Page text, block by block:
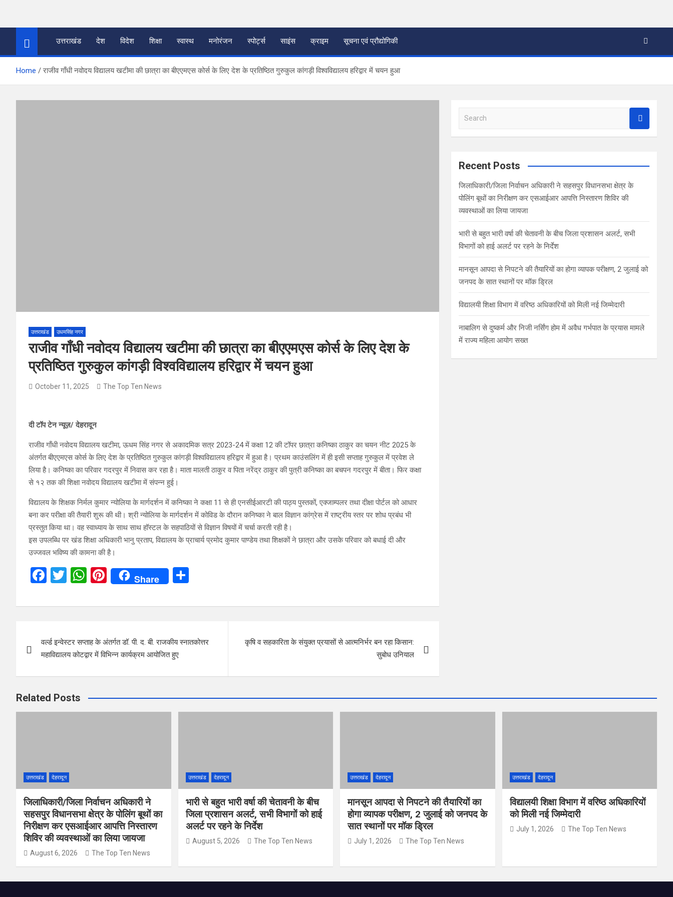
contentthetoptennews.com
उत्तराखंड
देश विदेश शिक्षा स्वास्थ मनोरंजन स्पोर्ट्स साइंस क्राइम सूचना एवं प्रौद्योगिकी
Home राजीव गाँधी नवोदय विद्यालय खटीमा की छात्रा का बीएएमएस कोर्स के लिए देश के प्रतिष्ठित गुरुकुल कांगड़ी विश्वविद्यालय हरिद्वार में चयन हुआ
उत्तराखंड उधमसिंह नगर
राजीव गाँधी नवोदय विद्यालय खटीमा की छात्रा का बीएएमएस कोर्स के लिए देश के
प्रतिष्ठित गुरुकुल कांगड़ी विश्वविद्यालय हरिद्वार में चयन हुआ
October 11, 2025 The Top Ten News
दी टॉप टेन न्यूज़/ देहरादून
राजीव गाँधी नवोदय विद्यालय खटीमा, ऊधम सिंह नगर से अकादमिक सत्र 2023-24 में कक्षा 12 की टॉपर छात्रा कनिष्का ठाकुर का चयन नीट 2025 के
अंतर्गत बीएएमएस कोर्स के लिए देश के प्रतिष्ठित गुरुकुल कांगड़ी विश्वविद्यालय हरिद्वार में हुआ है। प्रथम काउंसलिंग में ही इसी सप्ताह गुरुकुल में प्रवेश ले
लिया है। कनिष्का का परिवार गदरपुर में निवास कर रहा है। माता मालती ठाकुर व पिता नरेंद्र ठाकुर की पुत्री कनिष्का का बचपन गदरपुर में बीता। फिर कक्षा
से १२ तक की शिक्षा नवोदय विद्यालय खटीमा में संपन्न हुई।
विद्यालय के शिक्षक निर्मल कुमार न्योलिया के मार्गदर्शन में कनिष्का ने कक्षा 11 से ही एनसीईआरटी की पाठ्य पुस्तकों, एक्जाम्पलर तथा दीक्षा पोर्टल को आधार
बना कर परीक्षा की तैयारी शुरू की थी। श्री न्योलिया के मार्गदर्शन में कोविड के दौरान कनिष्का ने बाल विज्ञान कांग्रेस में राष्ट्रीय स्तर पर शोध प्रबंध भी
प्रस्तुत किया था। वह स्वाध्याय के साथ साथ हॉस्टल के सहपाठियों से विज्ञान विषयों में चर्चा करती रही है।
इस उपलब्धि पर खंड शिक्षा अधिकारी भानु प्रताप, विद्यालय के प्राचार्य प्रमोद कुमार पाण्डेय तथा शिक्षकों ने छात्रा और उसके परिवार को बधाई दी और
उज्जवल भविष्य की कामना की है।
F
ce
o
o
k
T
tt
W
at
A
p
p
Pi
er
t
Share
ar
navigation
वर्ल्ड इन्वेस्टर सप्ताह के अंतर्गत डॉ. पी. द. बी. राजकीय स्नातकोत्तर
महाविद्यालय कोटद्वार में विभिन्न कार्यक्रम आयोजित हुए
कृषि व सहकारिता के संयुक्त प्रयासों से आत्मनिर्भर बन रहा किसान:
सुबोध उनियाल
a
c
Recent Posts
जिलाधिकारी/जिला निर्वाचन अधिकारी ने सहसपुर विधानसभा क्षेत्र के
पोलिंग बूथों का निरीक्षण कर एसआईआर आपत्ति निस्तारण शिविर की
व्यवस्थाओं का लिया जायजा
भारी से बहुत भारी वर्षा की चेतावनी के बीच जिला प्रशासन अलर्ट, सभी
विभागों को हाई अलर्ट पर रहने के निर्देश
मानसून आपदा से निपटने की तैयारियों का होगा व्यापक परीक्षण, 2 जुलाई को
जनपद के सात स्थानों पर मॉक ड्रिल
विद्यालयी शिक्षा विभाग में वरिष्ठ अधिकारियों को मिली नई जिम्मेदारी
नाबालिग से दुष्कर्म और निजी नर्सिंग होम में अवैध गर्भपात के प्रयास मामले
में राज्य महिला आयोग सख्त
Related Posts
उत्तराखंड देहरादून
जिलाधिकारी/जिला निर्वाचन अधिकारी ने
सहसपुर विधानसभा क्षेत्र के पोलिंग बूथों का
निरीक्षण कर एसआईआर आपत्ति निस्तारण
शिविर की व्यवस्थाओं का लिया जायजा
August 6, 2026 The Top Ten News
उत्तराखंड देहरादून
भारी से बहुत भारी वर्षा की चेतावनी के बीच
जिला प्रशासन अलर्ट, सभी विभागों को हाई
अलर्ट पर रहने के निर्देश
August 5, 2026 The Top Ten News
उत्तराखंड देहरादून
मानसून आपदा से निपटने की तैयारियों का
होगा व्यापक परीक्षण, 2 जुलाई को जनपद के
सात स्थानों पर मॉक ड्रिल
July 1, 2026 The Top Ten News
उत्तराखंड देहरादून
विद्यालयी शिक्षा विभाग में वरिष्ठ अधिकारियों
को मिली नई जिम्मेदारी
July 1, 2026 The Top Ten News